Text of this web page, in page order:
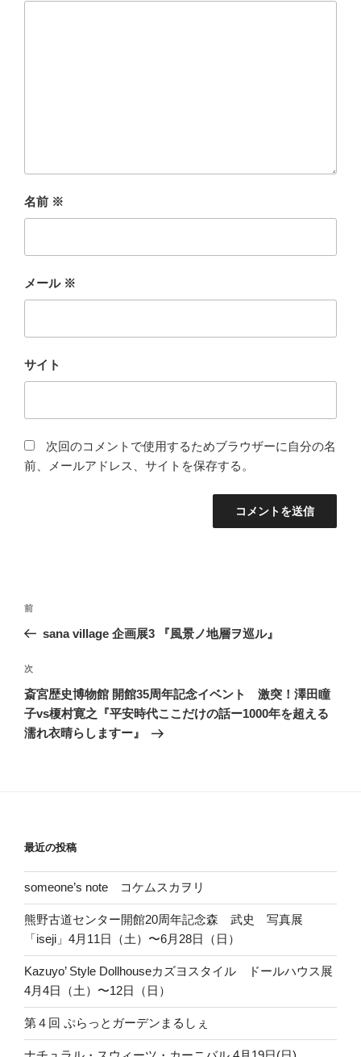
名前 ※
メール ※
サイト
次回のコメントで使用するためブラウザーに自分の名
前、メールアドレス、サイトを保存する。
投
ビ
ゲ
ー
シ
前
の
稿
前
sana village 企画展3 『風景ノ地層ヲ巡ル』
次
の
投
稿
次
斎宮歴史博物館 開館35周年記念イベント 激突！澤田瞳
子vs榎村寛之『平安時代ここだけの話ー1000年を超える
濡れ衣晴らしますー』
最近の投稿
someone’s note コケムスカヲリ
熊野古道センター開館20周年記念森 武史 写真展
「iseji」4月11日（土）〜6月28日（日）
Kazuyo’ Style Dollhouseカズヨスタイル ドールハウス展
4月4日（土）〜12日（日）
第４回 ぷらっとガーデンまるしぇ